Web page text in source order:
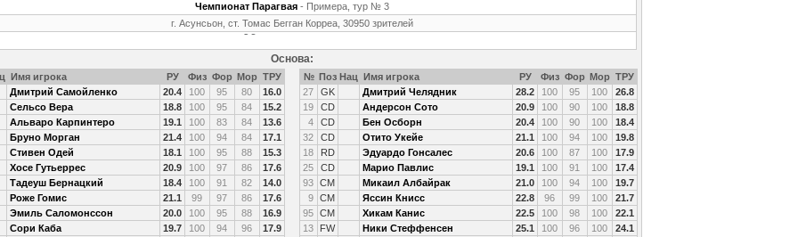
Чемпионат Парагвая - Примера, тур № 3
г. Асунсьон, ст. Томас Бегган Корреа, 30950 зрителей
Основа:
Имя игрока РУ Физ Фор Мор ТРУ
Дмитрий Самойленко 20.4 100 95 80
16.0
Сельсо Вера 18.8 100 95 84
15.2
Альваро Карпинтеро 19.1 100 83 84
13.6
Бруно Морган 21.4 100 94 84
17.1
Стивен Одей 18.1 100 95 88
15.3
Хосе Гутьеррес 20.9 100 97 86
17.6
Тадеуш Бернацкий 18.4 100 91 82
14.0
Роже Гомис 21.1 99 97 86
17.6
Эмиль Саломонссон 20.0 100 95 88
16.9
Сори Каба 19.7 100 94 96
17.9
№ Поз Нац Имя игрока РУ Физ Фор Мор ТРУ
27
GK Дмитрий Челядник 28.2 100 95 100
26.8
19
CD Андерсон Сото 20.9 100 90 100
18.8
4
CD Бен Осборн 20.4 100 90 100
18.4
32
CD Отито Укейе 21.1 100 94 100
19.8
18
RD Эдуардо Гонсалес 20.6 100 87 100
17.9
25
CD Марио Павлис 19.1 100 91 100
17.4
93 CM Микаил Албайрак 21.0 100 94 100
19.7
9 CM Яссин Книсс 22.8 96 99 100
21.7
95 CM Хикам Канис 22.5 100 98 100
22.1
13
FW Ники Стеффенсен 25.1 100 96 100
24.1